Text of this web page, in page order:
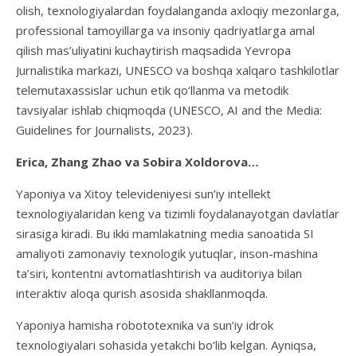
olish, texnologiyalardan foydalanganda axloqiy mezonlarga,
professional tamoyillarga va insoniy qadriyatlarga amal
qilish mas’uliyatini kuchaytirish maqsadida Yevropa
Jurnalistika markazi, UNESCO va boshqa xalqaro tashkilotlar
telemutaxassislar uchun etik qo‘llanma va metodik
tavsiyalar ishlab chiqmoqda (UNESCO, AI and the Media:
Guidelines for Journalists, 2023).
Erica, Zhang Zhao va Sobira Xoldorova…
Yaponiya va Xitoy televideniyesi sun’iy intellekt
texnologiyalaridan keng va tizimli foydalanayotgan davlatlar
sirasiga kiradi. Bu ikki mamlakatning media sanoatida SI
amaliyoti zamonaviy texnologik yutuqlar, inson-mashina
ta’siri, kontentni avtomatlashtirish va auditoriya bilan
interaktiv aloqa qurish asosida shakllanmoqda.
Yaponiya hamisha robototexnika va sun’iy idrok
texnologiyalari sohasida yetakchi bo‘lib kelgan. Ayniqsa,